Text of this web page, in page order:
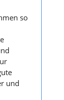
so
und